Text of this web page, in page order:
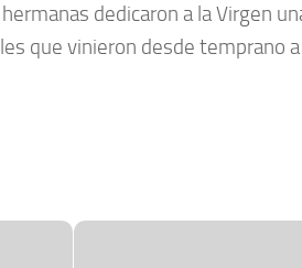
dedicaron a la Virgen
que vinieron desde temprano